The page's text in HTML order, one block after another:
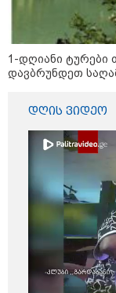
1-დღიანი
დავბრუნდეთ
დღის ვიდეო